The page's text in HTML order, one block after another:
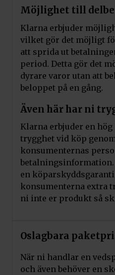
Möjlighet till
Klarna erbjuder
vilket gör det möjligt
att sprida ut
period. Detta gör det
dyrare varor utan att
beloppet på en gång.
Även här har ni
Klarna erbjuder en
trygghet vid köp
konsumenternas
en
konsumenterna extra
ni inte er produkt så
Oslagbara
När ni handlar en
och även behöver en